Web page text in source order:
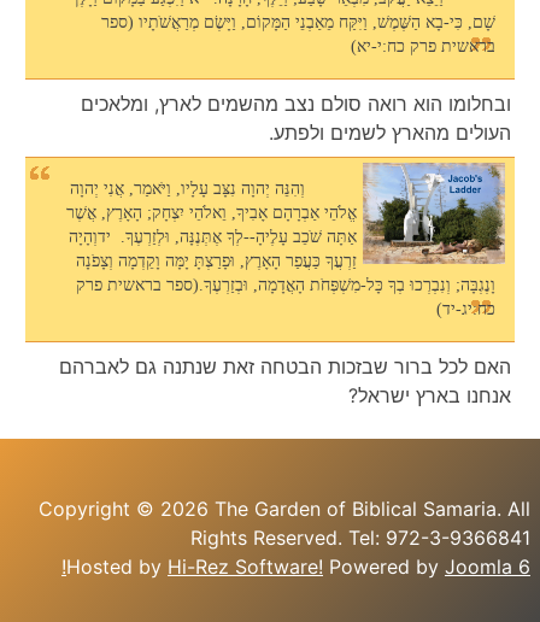
שָׁם, כִּי-בָא הַשֶּׁמֶשׁ, וַיִּקַּח מֵאַבְנֵי הַמָּקוֹם, וַיָּשֶׂם מְרַאֲשֹׁתָיו (ספר
בראשית פרק כח:י-יא)
ובחלומו הוא רואה סולם נצב מהשמים לארץ, ומלאכים
העולים מהארץ לשמים ולפתע.
וְהִנֵּה יְהוָה נִצָּב עָלָיו, וַיֹּאמַר, אֲנִי יְהוָה
אֱלֹהֵי אַבְרָהָם אָבִיךָ, וֵאלֹהֵי יִצְחָק; הָאָרֶץ, אֲשֶׁר
אַתָּה שֹׁכֵב עָלֶיהָ--לְךָ אֶתְּנֶנָּה, וּלְזַרְעֶךָ. ידוְהָיָה
זַרְעֲךָ כַּעֲפַר הָאָרֶץ, וּפָרַצְתָּ יָמָּה וָקֵדְמָה וְצָפֹנָה
וָנֶגְבָּה; וְנִבְרְכוּ בְךָ כָּל-מִשְׁפְּחֹת הָאֲדָמָה, וּבְזַרְעֶךָ.(ספר בראשית פרק
כח:יג-יד)
האם לכל ברור שבזכות הבטחה זאת שנתנה גם לאברהם
אנחנו בארץ ישראל?
Copyright © 2026 The Garden of Biblical Samaria. All
Rights Reserved. Tel: 972-3-9366841
Hosted by Hi-Rez Software! Powered by Joomla 6!